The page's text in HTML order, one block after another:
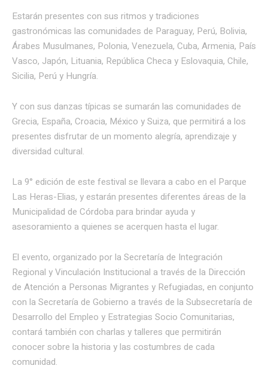
Estarán presentes con sus ritmos y tradiciones
gastronómicas las comunidades de Paraguay, Perú, Bolivia,
Árabes Musulmanes, Polonia, Venezuela, Cuba, Armenia, País
Vasco, Japón, Lituania, República Checa y Eslovaquia, Chile,
Sicilia, Perú y Hungría.
Y con sus danzas típicas se sumarán las comunidades de
Grecia, España, Croacia, México y Suiza, que permitirá a los
presentes disfrutar de un momento alegría, aprendizaje y
diversidad cultural.
La 9° edición de este festival se llevara a cabo en el Parque
Las Heras-Elias, y estarán presentes diferentes áreas de la
Municipalidad de Córdoba para brindar ayuda y
asesoramiento a quienes se acerquen hasta el lugar.
El evento, organizado por la Secretaría de Integración
Regional y Vinculación Institucional a través de la Dirección
de Atención a Personas Migrantes y Refugiadas, en conjunto
con la Secretaría de Gobierno a través de la Subsecretaría de
Desarrollo del Empleo y Estrategias Socio Comunitarias,
contará también con charlas y talleres que permitirán
conocer sobre la historia y las costumbres de cada
comunidad.